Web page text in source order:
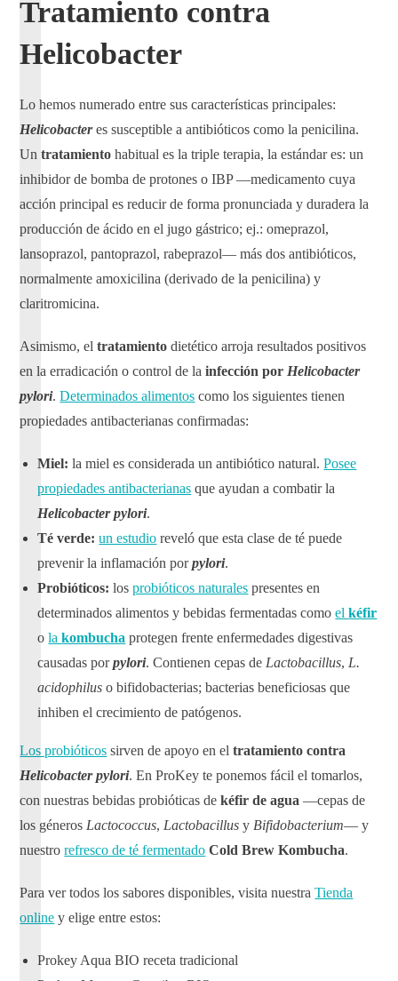
Tratamiento contra
Helicobacter
Lo hemos numerado entre sus características principales:
Helicobacteres susceptible a antibióticos como la penicilina.
Untratamiento habitual es la triple terapia, la estándar es: un
inhibidor de bomba de protones o IBP —medicamento cuya
acción principal es reducir de forma pronunciada y duradera la
producción de ácido en el jugo gástrico; ej.: omeprazol,
lansoprazol, pantoprazol, rabeprazol— más dos antibióticos,
normalmente amoxicilina (derivado de la penicilina) y
claritromicina.
Asimismo, eltratamientodietético arroja resultados positivos
en la erradicación o control de la infección por Helicobacter
pylori.Determinados alimentos como los siguientes tienen
propiedades antibacterianas confirmadas:
Miel: la miel es considerada un antibiótico natural.Posee
propiedades antibacterianas que ayudan a combatir la
Helicobacter pylori.
Té verde:un estudio reveló que esta clase de té puede
prevenir la inflamación por pylori.
Probióticos: losprobióticos naturales presentes en
determinados alimentos y bebidas fermentadas comoelkéfir
olakombucha protegen frente enfermedades digestivas
causadas porpylori. Contienen cepas de Lactobacillus, L.
acidophilus o bifidobacterias; bacterias beneficiosas que
inhiben el crecimiento de patógenos.
Los probióticos sirven de apoyo en eltratamiento contra
Helicobacter pylori. En ProKey te ponemos fácil el tomarlos,
con nuestras bebidas probióticas dekéfir de agua —cepas de
los géneros Lactococcus, Lactobacillus y Bifidobacterium— y
nuestrorefresco de té fermentado Cold Brew Kombucha.
Para ver todos los sabores disponibles, visita nuestraTienda
online y elige entre estos:
Prokey Aqua BIO receta tradicional